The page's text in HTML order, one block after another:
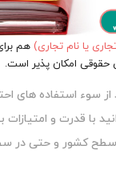
یا نام تجاری) هم
امکان پذیر است.
از سوء استفاده های
با قدرت و امتیازات
کشور و حتی در